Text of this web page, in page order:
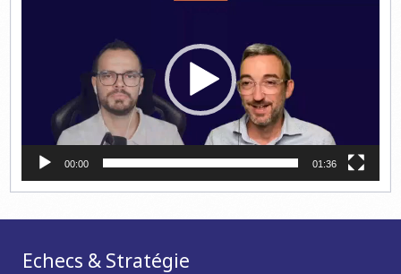
00:00 01:36
Echecs & Stratégie